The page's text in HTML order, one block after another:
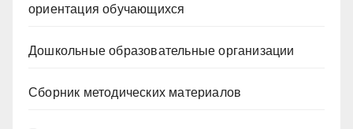
ориентация обучающихся
Дошкольные образовательные организации
Сборник методических материалов